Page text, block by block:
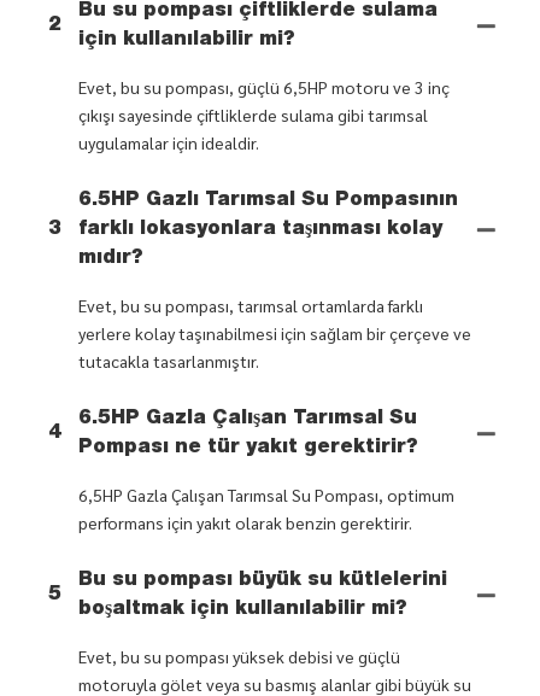
2
Bu su pompası çiftliklerde sulama
için kullanılabilir mi?
Evet, bu su pompası, güçlü 6,5HP motoru ve 3 inç
çıkışı sayesinde çiftliklerde sulama gibi tarımsal
uygulamalar için idealdir.
3
6.5HP Gazlı Tarımsal Su Pompasının
farklı lokasyonlara taşınması kolay
mıdır?
Evet, bu su pompası, tarımsal ortamlarda farklı
yerlere kolay taşınabilmesi için sağlam bir çerçeve ve
tutacakla tasarlanmıştır.
4
6.5HP Gazla Çalışan Tarımsal Su
Pompası ne tür yakıt gerektirir?
6,5HP Gazla Çalışan Tarımsal Su Pompası, optimum
performans için yakıt olarak benzin gerektirir.
5
Bu su pompası büyük su kütlelerini
boşaltmak için kullanılabilir mi?
Evet, bu su pompası yüksek debisi ve güçlü
motoruyla gölet veya su basmış alanlar gibi büyük su